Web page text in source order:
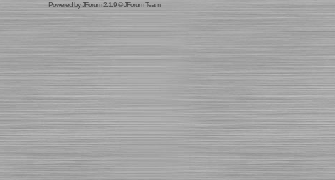
Powered byJForum 2.1.9©JForum Team